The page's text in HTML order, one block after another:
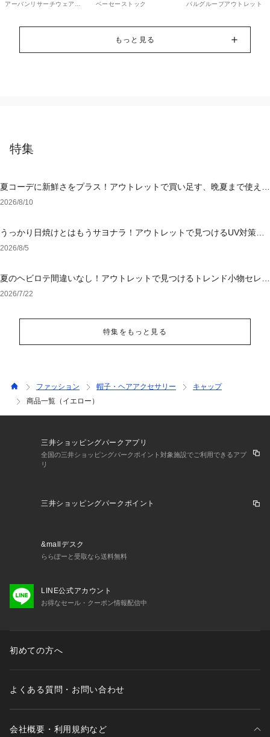
ware house
アーバンリサーチウェアハ
ベーセーストック パルグループアウトレット
もっと見る
特集
夏コーデに新鮮さをプラス！アウトレットで買い足す、晩夏まで使える
アイテム
2026/8/10
うっかり日焼けとはもうサヨナラ！アウトレットで見つけるUV対策ウ
ェア
2026/8/5
夏のヘビロテ間違いなし！アウトレットで見つけるトレンド小物セレク
ション
2026/7/22
特集をもっと見る
ファッション 帽子・ヘアアクセサリー
キャップ
商品一覧（イエロー）
三井ショッピングパークアプリ
全国の三井ショッピングパークポイント対象施設でご利用できるアプ
リ
三井ショッピングパークポイント
&mallデスク
ららぽーと受取なら送料無料
LINE公式アカウント
お得なセール・クーポン情報配信中
初めての方へ
よくある質問・お問い合わせ
会社概要・利用規約など